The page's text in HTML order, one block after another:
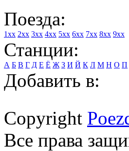
Поезда:
1xx 2xx 3xx 4xx 5xx 6xx 7xx 8xx 9xx
Станции:
А Б В Г Д Е Ё Ж З И Й К Л М Н О П
Добавить в:
Copyright
Все права